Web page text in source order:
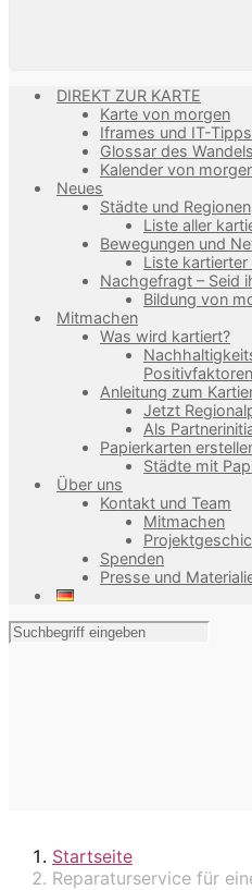
DIREKT ZUR KARTE
Karte von morgen
Iframes und IT-Tipps
Glossar des Wandels
Kalender von
Neues
Städte und Regionen
Liste aller
Bewegungen und
Liste
Nachgefragt – Seid
Bildung von
Mitmachen
Was wird kartiert?
Positivfaktoren
Anleitung zum
Jetzt
Als
Papierkarten
Städte mit
Über uns
Kontakt und Team
Mitmachen
Spenden
Presse und
Startseite
Reparaturservice für